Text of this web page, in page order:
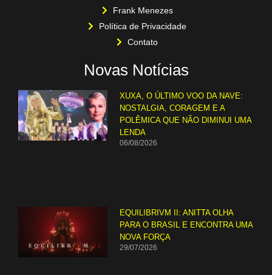
Frank Menezes
Política de Privacidade
Contato
Novas Notícias
XUXA, O ÚLTIMO VOO DA NAVE:
NOSTALGIA, CORAGEM E A
POLÊMICA QUE NÃO DIMINUI UMA
LENDA
06/08/2026
EQUILIBRIVM II: ANITTA OLHA
PARA O BRASIL E ENCONTRA UMA
NOVA FORÇA
29/07/2026